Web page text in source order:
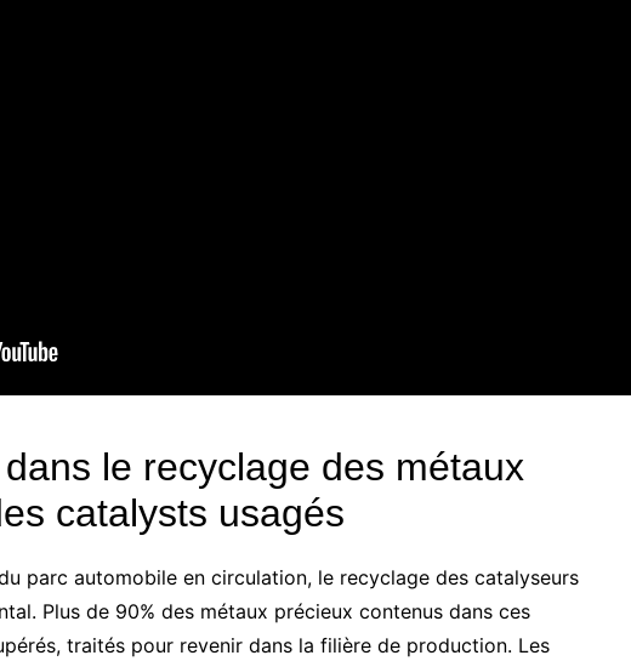
le recyclage des métaux
catalysts usagés
parc automobile en circulation, le recyclage des catalyseurs
Plus de 90% des métaux précieux contenus dans ces
traités pour revenir dans la filière de production. Les